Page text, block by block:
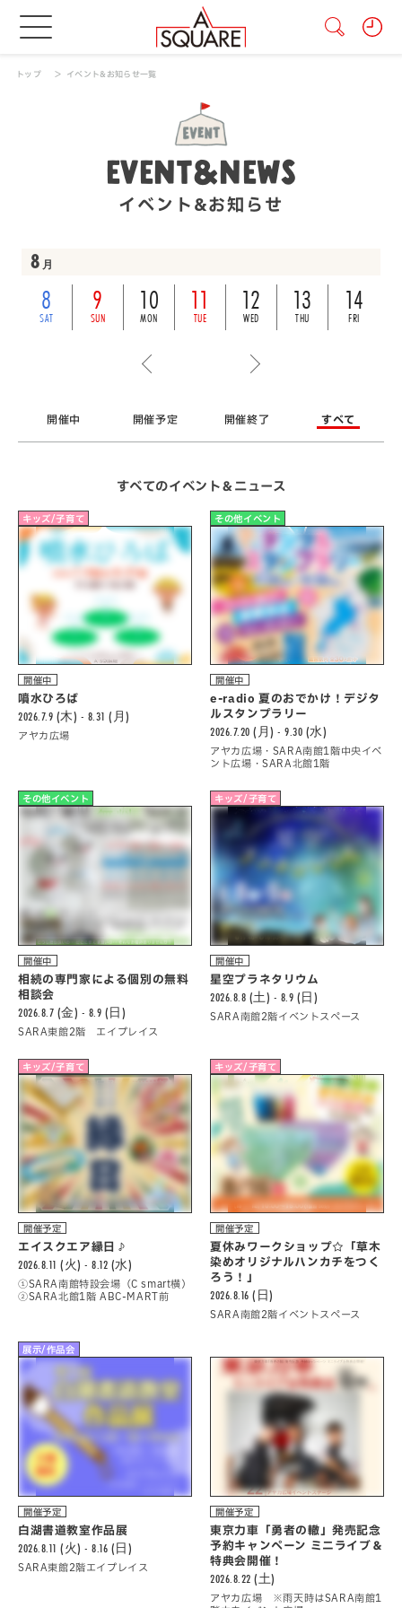
トップ イベント&お知らせ一覧
EVENT&NEWS
イベント&お知らせ
8 月
8
SAT
9
SUN
10
MON
11
TUE
12
WED
13
THU
14
FRI
開催中 開催予定 開催終了 すべて
すべてのイベント＆ニュース
キッズ/子育て
開催中
噴水ひろば
2026.7.9 (木) - 8.31 (月)
アヤカ広場
その他イベント
開催中
e-radio 夏のおでかけ！デジタ
ルスタンプラリー
2026.7.20 (月) - 9.30 (水)
アヤカ広場・SARA南館1階中央イベ
ント広場・SARA北館1階
その他イベント
開催中
相続の専門家による個別の無料
相談会
2026.8.7 (金) - 8.9 (日)
SARA東館2階 エイプレイス
キッズ/子育て
開催中
星空プラネタリウム
2026.8.8 (土) - 8.9 (日)
SARA南館2階イベントスペース
キッズ/子育て
開催予定
エイスクエア縁日♪
2026.8.11 (火) - 8.12 (水)
①SARA南館特設会場（C smart横）
②SARA北館1階 ABC-MART前
キッズ/子育て
開催予定
夏休みワークショップ☆「草木
染めオリジナルハンカチをつく
ろう！」
2026.8.16 (日)
SARA南館2階イベントスペース
展示/作品会
開催予定
白湖書道教室作品展
2026.8.11 (火) - 8.16 (日)
SARA東館2階エイプレイス
開催予定
東京力車「勇者の轍」発売記念
予約キャンペーン ミニライブ＆
特典会開催！
2026.8.22 (土)
アヤカ広場 ※雨天時はSARA南館1